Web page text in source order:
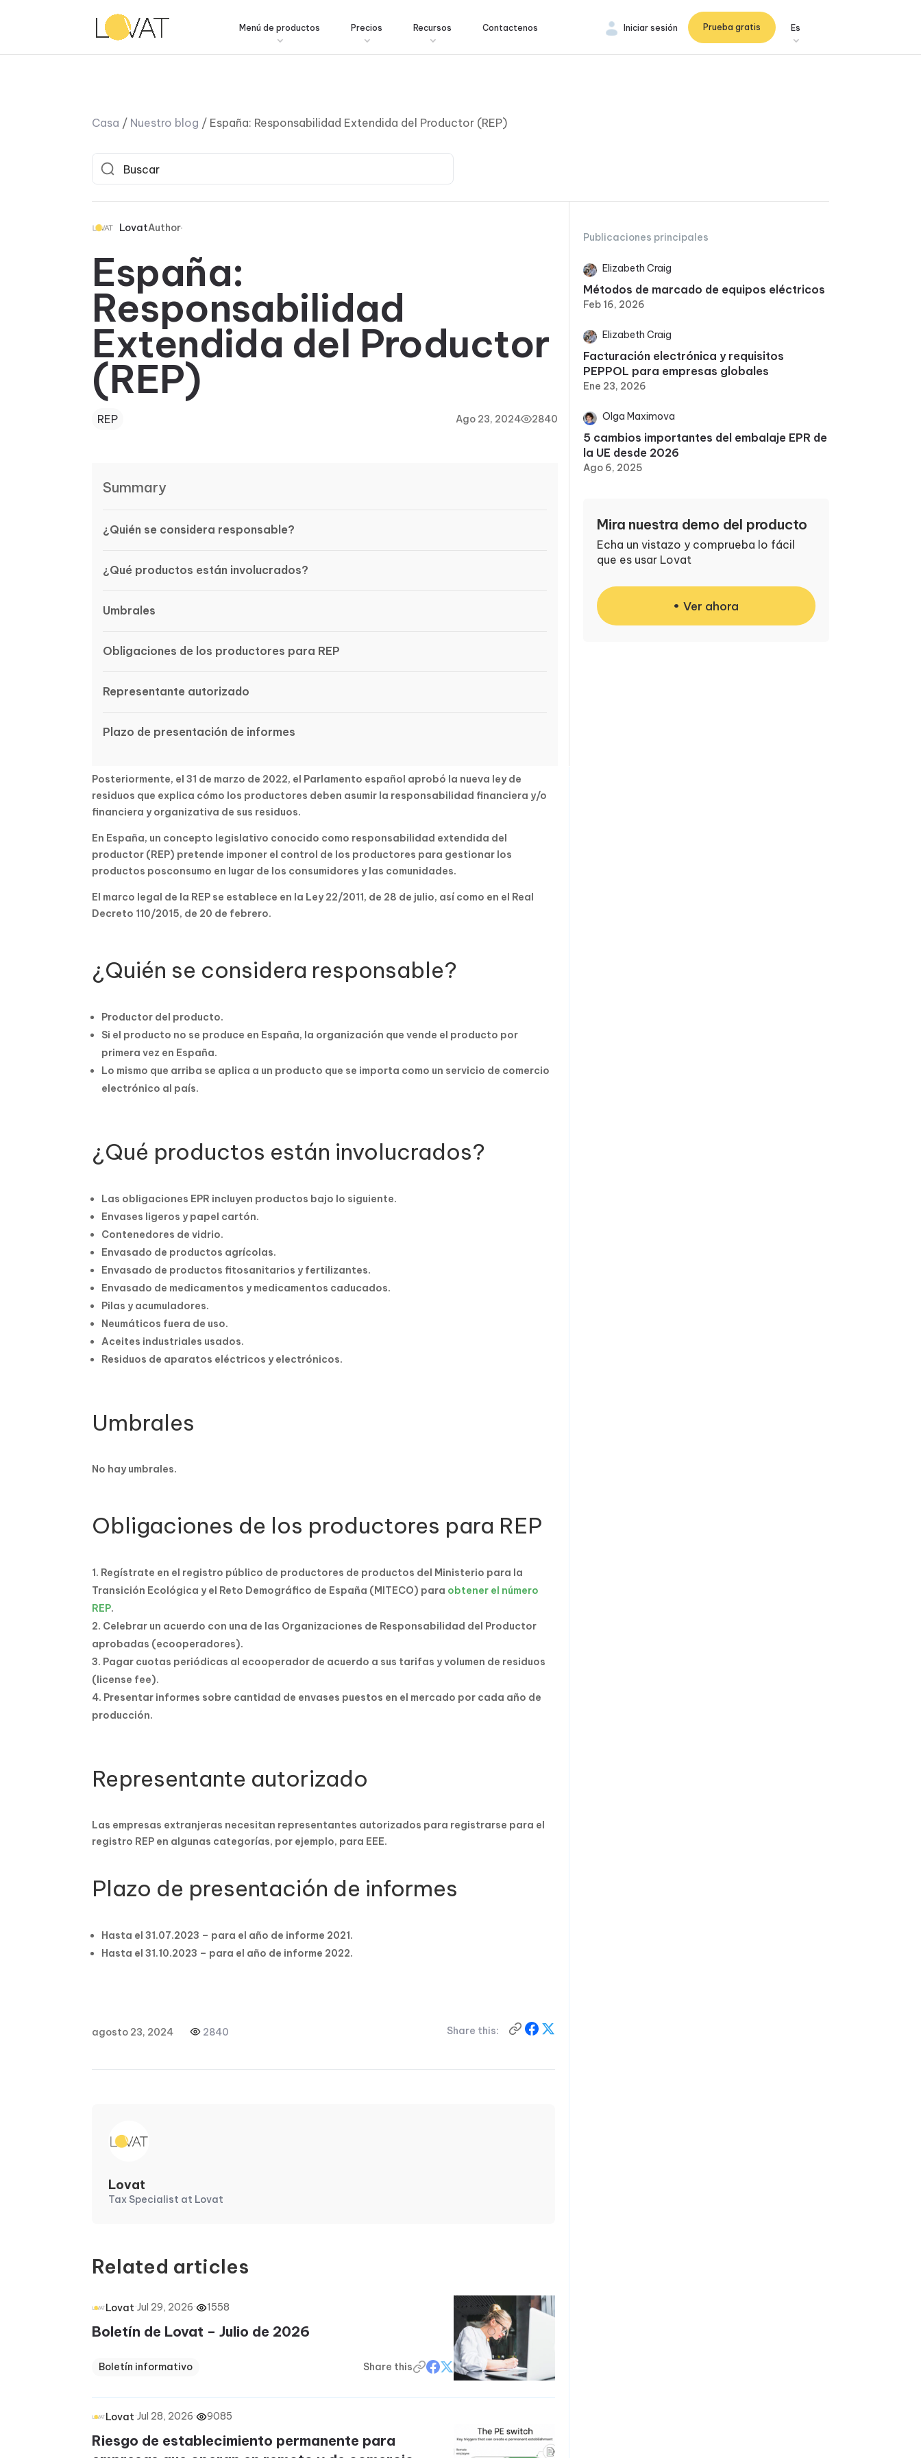
Menú de productos Precios Recursos Contactenos Es
Prueba gratis
Iniciar sesión
Casa / Nuestro blog / España: Responsabilidad Extendida del Productor (REP)
LovatAuthor
España:
Responsabilidad
Extendida del Productor
(REP)
REP Ago 23, 2024 2840
Summary
¿Quién se considera responsable?
¿Qué productos están involucrados?
Umbrales
Obligaciones de los productores para REP
Representante autorizado
Plazo de presentación de informes
Posteriormente, el 31 de marzo de 2022, el Parlamento español aprobó la nueva ley de
residuos que explica cómo los productores deben asumir la responsabilidad financiera y/o
financiera y organizativa de sus residuos.
En España, un concepto legislativo conocido como responsabilidad extendida del
productor (REP) pretende imponer el control de los productores para gestionar los
productos posconsumo en lugar de los consumidores y las comunidades.
El marco legal de la REP se establece en la Ley 22/2011, de 28 de julio, así como en el Real
Decreto 110/2015, de 20 de febrero.
¿Quién se considera responsable?
Productor del producto.
Si el producto no se produce en España, la organización que vende el producto por
primera vez en España.
Lo mismo que arriba se aplica a un producto que se importa como un servicio de comercio
electrónico al país.
¿Qué productos están involucrados?
Las obligaciones EPR incluyen productos bajo lo siguiente.
Envases ligeros y papel cartón.
Contenedores de vidrio.
Envasado de productos agrícolas.
Envasado de productos fitosanitarios y fertilizantes.
Envasado de medicamentos y medicamentos caducados.
Pilas y acumuladores.
Neumáticos fuera de uso.
Aceites industriales usados.
Residuos de aparatos eléctricos y electrónicos.
Umbrales
No hay umbrales.
Obligaciones de los productores para REP
Regístrate en el registro público de productores de productos del Ministerio para la
Transición Ecológica y el Reto Demográfico de España (MITECO) para obtener el número
REP.
Celebrar un acuerdo con una de las Organizaciones de Responsabilidad del Productor
aprobadas (ecooperadores).
Pagar cuotas periódicas al ecooperador de acuerdo a sus tarifas y volumen de residuos
(license fee).
Presentar informes sobre cantidad de envases puestos en el mercado por cada año de
producción.
Representante autorizado
Las empresas extranjeras necesitan representantes autorizados para registrarse para el
registro REP en algunas categorías, por ejemplo, para EEE.
Plazo de presentación de informes
Hasta el 31.07.2023 – para el año de informe 2021.
Hasta el 31.10.2023 – para el año de informe 2022.
agosto 23, 2024 2840 Share this:
Lovat
Tax Specialist at Lovat
Related articles
Lovat·Jul 29, 2026· 1558
Boletín de Lovat – Julio de 2026
Boletín informativo Share this
Lovat·Jul 28, 2026· 9085
Riesgo de establecimiento permanente para
Publicaciones principales
Elizabeth Craig
Métodos de marcado de equipos eléctricos
Feb 16, 2026
Elizabeth Craig
Facturación electrónica y requisitos
PEPPOL para empresas globales
Ene 23, 2026
Olga Maximova
5 cambios importantes del embalaje EPR de
la UE desde 2026
Ago 6, 2025
Mira nuestra demo del producto
Echa un vistazo y comprueba lo fácil
que es usar Lovat
Ver ahora